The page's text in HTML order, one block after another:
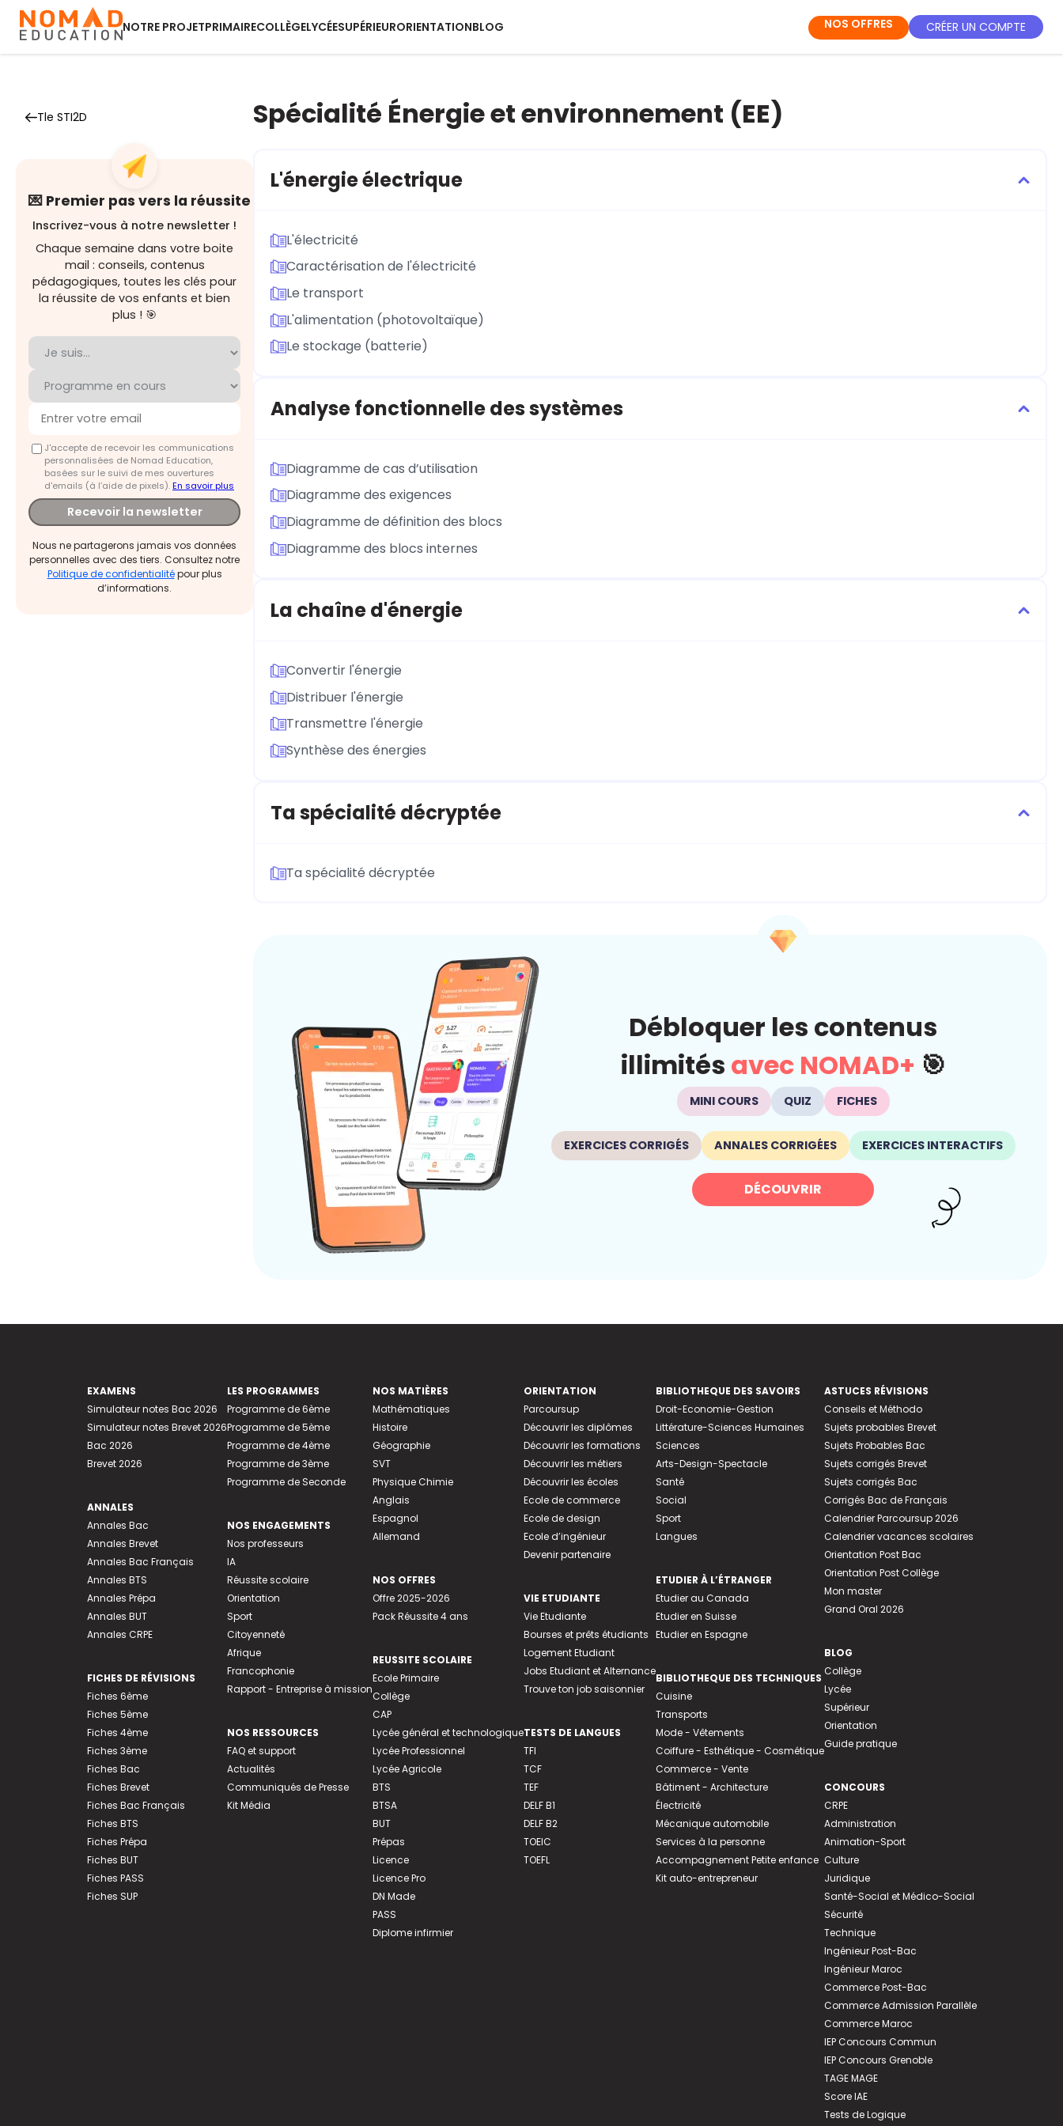
NOTRE PROJETPRIMAIRECOLLÈGELYCÉESUPÉRIEURORIENTATIONBLOG NOS OFFRES CRÉER UN COMPTE
Tle STI2D
💌 Premier pas vers la réussite
Inscrivez-vous à notre newsletter !
Chaque semaine dans votre boite
mail : conseils, contenus
pédagogiques, toutes les clés pour
la réussite de vos enfants et bien
plus ! 🎯
J'accepte de recevoir les communications
personnalisées de Nomad Education,
basées sur le suivi de mes ouvertures
d'emails (à l’aide de pixels).En savoir plus
Recevoir la newsletter
Nous ne partagerons jamais vos données
personnelles avec des tiers. Consultez notre
Politique de confidentialitépour plus
d’informations.
Spécialité Énergie et environnement (EE)
L'énergie électrique
L'électricité
Caractérisation de l'électricité
Le transport
L'alimentation (photovoltaïque)
Le stockage (batterie)
Analyse fonctionnelle des systèmes
Diagramme de cas d’utilisation
Diagramme des exigences
Diagramme de définition des blocs
Diagramme des blocs internes
La chaîne d'énergie
Convertir l'énergie
Distribuer l'énergie
Transmettre l'énergie
Synthèse des énergies
Ta spécialité décryptée
Ta spécialité décryptée
Débloquer les contenus
illimités avec NOMAD+ 🎯
MINI COURS QUIZ FICHES
EXERCICES CORRIGÉS ANNALES CORRIGÉES EXERCICES INTERACTIFS
DÉCOUVRIR
EXAMENS
Simulateur notes Bac 2026
Simulateur notes Brevet 2026
Bac 2026
Brevet 2026
ANNALES
Annales Bac
Annales Brevet
Annales Bac Français
Annales BTS
Annales Prépa
Annales BUT
Annales CRPE
FICHES DE RÉVISIONS
Fiches 6ème
Fiches 5ème
Fiches 4ème
Fiches 3ème
Fiches Bac
Fiches Brevet
Fiches Bac Français
Fiches BTS
Fiches Prépa
Fiches BUT
Fiches PASS
Fiches SUP
LES PROGRAMMES
Programme de 6ème
Programme de 5ème
Programme de 4ème
Programme de 3ème
Programme de Seconde
NOS ENGAGEMENTS
Nos professeurs
IA
Réussite scolaire
Orientation
Sport
Citoyenneté
Afrique
Francophonie
Rapport - Entreprise à mission
NOS RESSOURCES
FAQ et support
Actualités
Communiqués de Presse
Kit Média
NOS MATIÈRES
Mathématiques
Histoire
Géographie
SVT
Physique Chimie
Anglais
Espagnol
Allemand
NOS OFFRES
Offre 2025-2026
Pack Réussite 4 ans
REUSSITE SCOLAIRE
Ecole Primaire
Collège
CAP
Lycée général et technologique
Lycée Professionnel
Lycée Agricole
BTS
BTSA
BUT
Prépas
Licence
Licence Pro
DN Made
PASS
Diplome infirmier
ORIENTATION
Parcoursup
Découvrir les diplômes
Découvrir les formations
Découvrir les métiers
Découvrir les écoles
Ecole de commerce
Ecole de design
Ecole d’ingénieur
Devenir partenaire
VIE ETUDIANTE
Vie Etudiante
Bourses et prêts étudiants
Logement Etudiant
Jobs Etudiant et Alternance
Trouve ton job saisonnier
TESTS DE LANGUES
TFI
TCF
TEF
DELF B1
DELF B2
TOEIC
TOEFL
BIBLIOTHEQUE DES SAVOIRS
Droit-Economie-Gestion
Littérature-Sciences Humaines
Sciences
Arts-Design-Spectacle
Santé
Social
Sport
Langues
ETUDIER À L’ÉTRANGER
Etudier au Canada
Etudier en Suisse
Etudier en Espagne
BIBLIOTHEQUE DES TECHNIQUES
Cuisine
Transports
Mode - Vêtements
Coiffure - Esthétique - Cosmétique
Commerce - Vente
Bâtiment - Architecture
Électricité
Mécanique automobile
Services à la personne
Accompagnement Petite enfance
Kit auto-entrepreneur
ASTUCES RÉVISIONS
Conseils et Méthodo
Sujets probables Brevet
Sujets Probables Bac
Sujets corrigés Brevet
Sujets corrigés Bac
Corrigés Bac de Français
Calendrier Parcoursup 2026
Calendrier vacances scolaires
Orientation Post Bac
Orientation Post Collège
Mon master
Grand Oral 2026
BLOG
Collège
Lycée
Supérieur
Orientation
Guide pratique
CONCOURS
CRPE
Administration
Animation-Sport
Culture
Juridique
Santé-Social et Médico-Social
Sécurité
Technique
Ingénieur Post-Bac
Ingénieur Maroc
Commerce Post-Bac
Commerce Admission Parallèle
Commerce Maroc
IEP Concours Commun
IEP Concours Grenoble
TAGE MAGE
Score IAE
Tests de Logique